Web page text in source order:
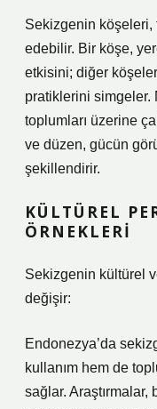
Sekizgenin köşeleri,
edebilir. Bir köşe,
etkisini; diğer
pratiklerini simgeler.
toplumları üzerine
ve düzen, gücün
şekillendirir.
KÜLTÜREL
ÖRNEKLERI
Sekizgenin kültürel
değişir:
Endonezya’da
kullanım hem de
sağlar.